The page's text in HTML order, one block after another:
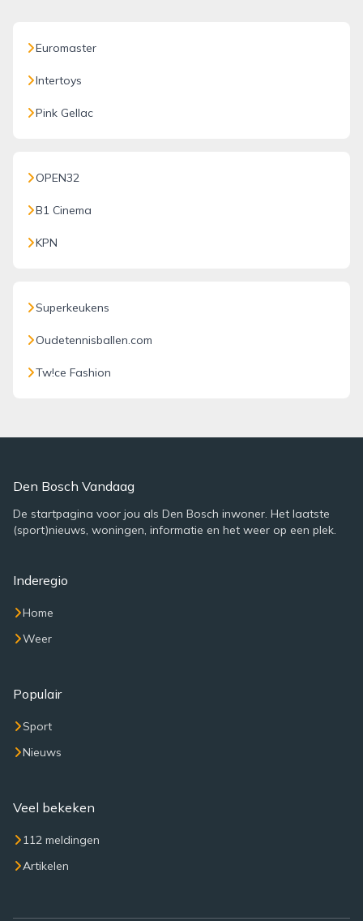
Euromaster
Intertoys
Pink Gellac
OPEN32
B1 Cinema
KPN
Superkeukens
Oudetennisballen.com
Tw!ce Fashion
Den Bosch Vandaag
De startpagina voor jou als Den Bosch inwoner. Het laatste
(sport)nieuws, woningen, informatie en het weer op een plek.
Inderegio
Home
Weer
Populair
Sport
Nieuws
Veel bekeken
112 meldingen
Artikelen